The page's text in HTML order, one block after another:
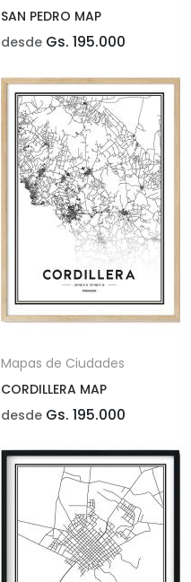
SAN PEDRO MAP
desde Gs. 195.000
Mapas de Ciudades
CORDILLERA MAP
desde Gs. 195.000